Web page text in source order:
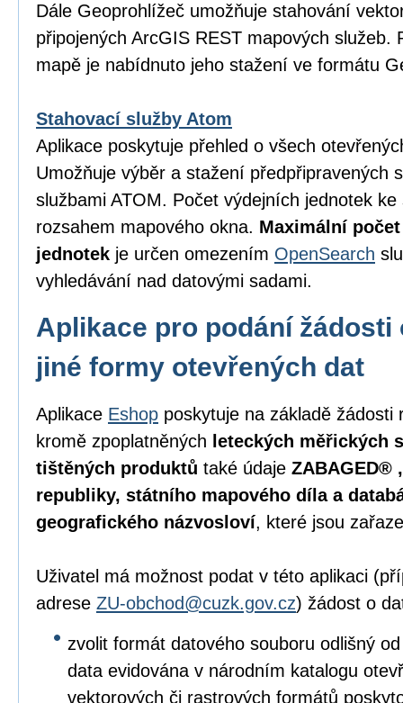
Dále Geoprohlížeč umožňuje stahování
připojených ArcGIS REST mapových služeb.
mapě je nabídnuto jeho stažení ve formátu
Stahovací služby Atom
Aplikace poskytuje přehled o všech
Umožňuje výběr a stažení předpřipravených
službami ATOM. Počet výdejních jednotek
rozsahem mapového okna. Maximální
jednotek je určen omezením OpenSearch
vyhledávání nad datovými sadami.
Aplikace pro podání
jiné formy otevřených dat
Aplikace Eshop poskytuje na základě žádosti
kromě zpoplatněných leteckých měřických
tištěných produktů také údaje ZABAGED®
republiky, státního mapového díla a
geografického názvosloví, které jsou
Uživatel má možnost podat v této aplikaci
adrese ZU-obchod@cuzk.gov.cz) žádost o
zvolit formát datového souboru odlišný
data evidována v národním katalogu
vektorových či rastrových formátů